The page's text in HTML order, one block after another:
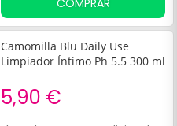
COMPRAR
Camomilla Blu Daily Use
Limpiador Íntimo Ph 5.5 300 ml
5,90 €